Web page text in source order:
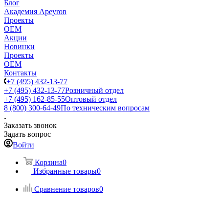
Блог
Академия Apeyron
Проекты
ОЕМ
Акции
Новинки
Проекты
ОЕМ
Контакты
+7 (495) 432-13-77
+7 (495) 432-13-77Розничный отдел
+7 (495) 162-85-55Оптовый отдел
8 (800) 300-64-49По техническим вопросам
Заказать звонок
Задать вопрос
Войти
Корзина0
Избранные товары0
Сравнение товаров0